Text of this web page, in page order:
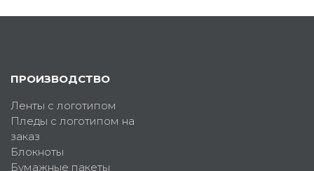
ПРОИЗВОДСТВО
Ленты с логотипом
Пледы с логотипом на
заказ
Блокноты
Бумажные пакеты